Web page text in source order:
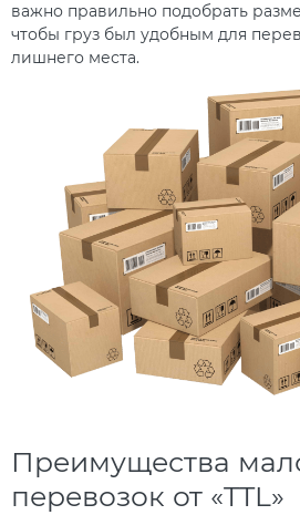
важно правильно подобрать
чтобы груз был удобным для
лишнего места.
Преимущества
перевозок от «TTL»